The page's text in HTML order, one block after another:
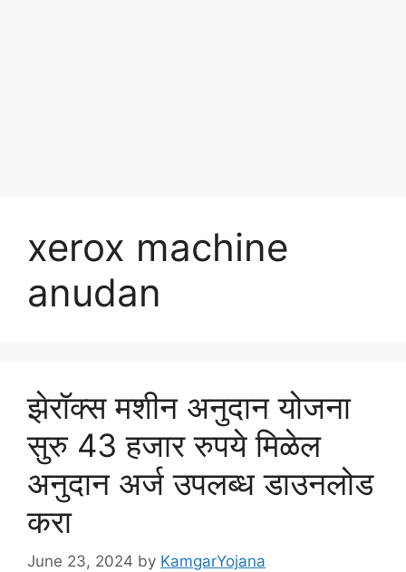
xerox machine
anudan
झेरॉक्स मशीन अनुदान योजना
सुरु 43 हजार रुपये मिळेल
अनुदान अर्ज उपलब्ध डाउनलोड
करा
June 23, 2024 by KamgarYojana